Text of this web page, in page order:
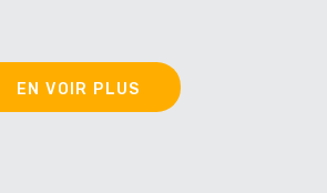
EN VOIR PLUS